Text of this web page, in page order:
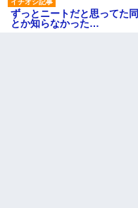
ずっとニートだと思ってた
とか知らなかった…